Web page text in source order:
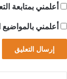
أعلمني بمتابعة
أعلمني بالمواضيع